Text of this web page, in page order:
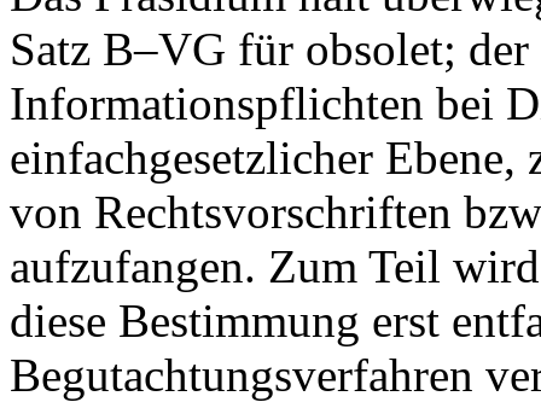
Satz B–VG für obsolet;
Informationspflichten bei
einfachgesetzlicher
von Rechtsvorschriften
aufzufangen. Zum Teil
diese Bestimmung erst
Begutachtungsverfahren